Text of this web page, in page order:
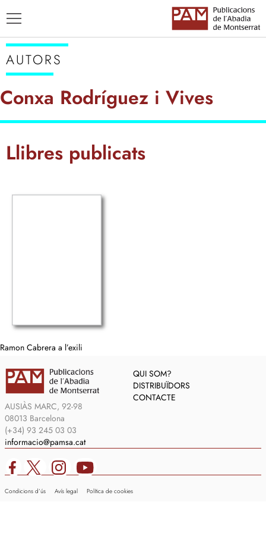
AUTORS
ENSENYAMENT CATALÀ
AUTORS
Conxa Rodríguez i Vives
Llibres publicats
Ramon Cabrera a l’exili
AUSIÀS MARC, 92-98
08013 Barcelona
(+34) 93 245 03 03
informacio@pamsa.cat
QUI SOM?
DISTRIBUÏDORS
CONTACTE
Condicions d’ús Avís legal Política de cookies